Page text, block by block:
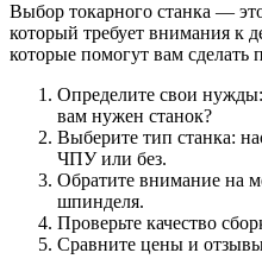
Выбор токарного станка —
который требует внимания к
которые помогут вам
Определите свои нужды:
вам нужен станок?
Выберите тип станка:
ЧПУ или без.
Обратите внимание на
шпинделя.
Проверьте качество
Сравните цены и